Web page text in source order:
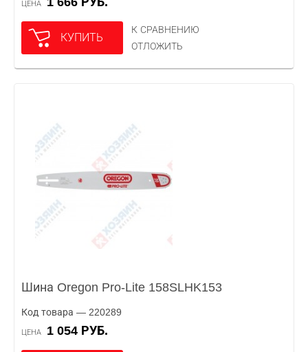
ЦЕНА
КУПИТЬ
К СРАВНЕНИЮ
ОТЛОЖИТЬ
Шина Oregon Pro-Lite 158SLHK153
Код товара — 220289
ЦЕНА 1 054 РУБ.